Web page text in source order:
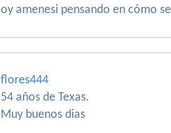
oy amenesi pensando en cómo
flores444
54 años de Texas.
Muy buenos dias